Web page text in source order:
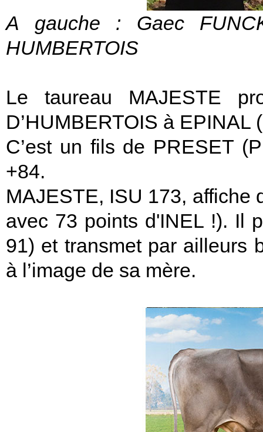
A gauche : Gaec
HUMBERTOIS
Le taureau MAJESTE
D’HUMBERTOIS à EPINAL
C’est un fils de PRESET
+84.
MAJESTE, ISU 173, affiche
avec 73 points d'INEL !). Il
91) et transmet par ailleurs
à l’image de sa mère.